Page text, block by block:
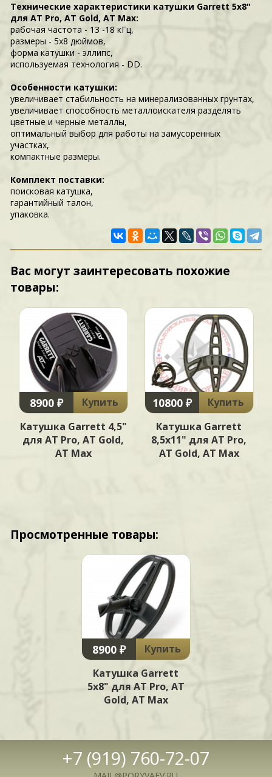
Технические характеристики катушки Garrett 5х8"
для AT Pro, AT Gold, AT Max:
рабочая частота - 13 -18 кГц,
размеры - 5х8 дюймов,
форма катушки - эллипс,
используемая технология - DD.
Особенности катушки:
увеличивает стабильность на минерализованных грунтах,
увеличивает способность металлоискателя разделять
цветные и черные металлы,
оптимальный выбор для работы на замусоренных
участках,
компактные размеры.
Комплект поставки:
поисковая катушка,
гарантийный талон,
упаковка.
Вас могут заинтересовать похожие
товары:
8900 ₽
Купить
Катушка Garrett 4,5"
для AT Pro, AT Gold,
AT Max
10800 ₽
Купить
Катушка Garrett
8,5x11" для AT Pro,
AT Gold, AT Max
Просмотренные товары:
8900 ₽
Купить
Катушка Garrett
5х8" для AT Pro, AT
Gold, AT Max
+7 (919) 760-72-07